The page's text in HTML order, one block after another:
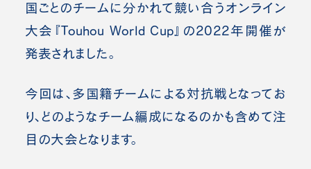
国ごとのチームに分かれて競い合うオンライン
大会『Touhou World Cup』の2022年開催が
発表されました。
今回は、多国籍チームによる対抗戦となってお
り、どのようなチーム編成になるのかも含めて注
目の大会となります。